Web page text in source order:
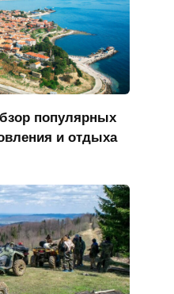
популярных
и отдыха